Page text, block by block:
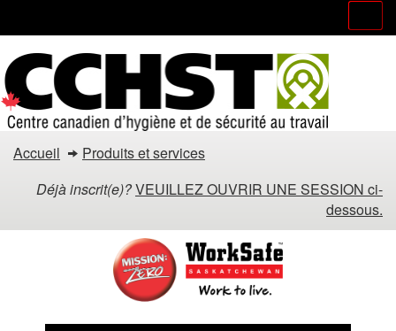
contenu
principal
la
version
HTML
simplifiée
Vous
êtes
dans
Accueil
Produits et services
Déjà inscrit(e)?VEUILLEZ OUVRIR UNE SESSION ci-
dessous.